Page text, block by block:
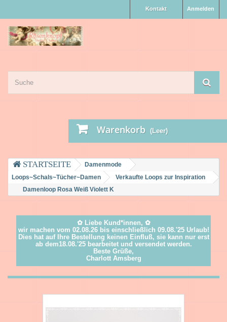
Anmelden
Kontakt
Warenkorb (Leer)
Damenmode
Loops~Schals~Tücher~Damen
Verkaufte Loops zur Inspiration
Damenloop Rosa Weiß Violett K
✿ Liebe Kund*innen, ✿
wir machen vom 02.08.26 bis einschließlich 09.08.'25 Urlaub!
Dies hat auf Ihre Bestellung keinen Einfluß, sie kann nur erst
ab dem18.08.'25 bearbeitet und versendet werden.
Beste Grüße,
Charlott Amsberg